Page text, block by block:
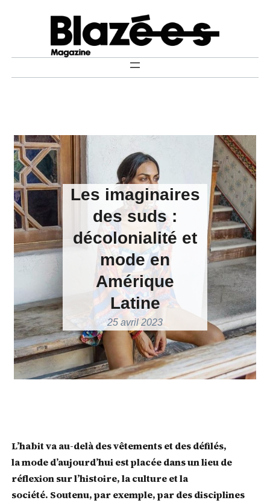
Les imaginaires
des suds :
décolonialité et
mode en
Amérique
Latine
25 avril 2023
L’habit va au-delà des vêtements et des défilés,
la mode d’aujourd’hui est placée dans un lieu de
réflexion sur l’histoire, la culture et la
société. Soutenu, par exemple, par des disciplines